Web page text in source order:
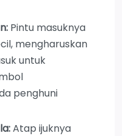
Pintu masuknya
mengharuskan
untuk
penghuni
Atap ijuknya